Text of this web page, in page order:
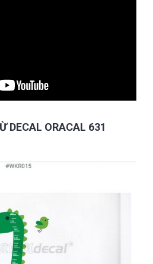
DECAL ORACAL 631